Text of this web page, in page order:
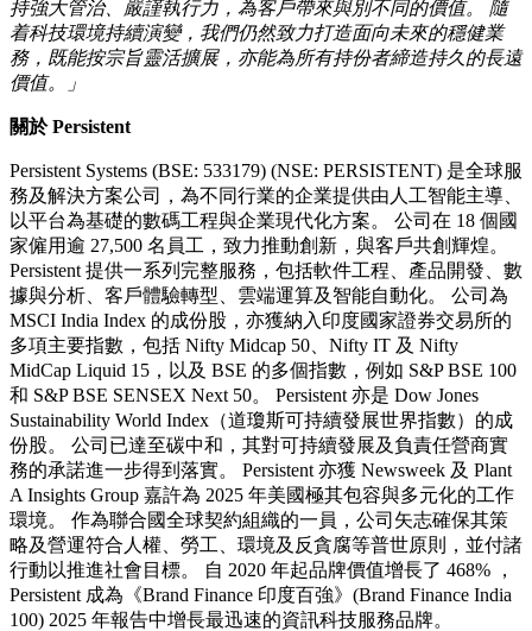
持強大管治、嚴謹執行力，為客戶帶來與別不同的價值。 隨
着科技環境持續演變，我們仍然致力打造面向未來的穩健業
務，既能按宗旨靈活擴展，亦能為所有持份者締造持久的長遠
價值。」
關於 Persistent
Persistent Systems (BSE: 533179) (NSE: PERSISTENT) 是全球服
務及解決方案公司，為不同行業的企業提供由人工智能主導、
以平台為基礎的數碼工程與企業現代化方案。 公司在 18 個國
家僱用逾 27,500 名員工，致力推動創新，與客戶共創輝煌。
Persistent 提供一系列完整服務，包括軟件工程、產品開發、數
據與分析、客戶體驗轉型、雲端運算及智能自動化。 公司為
MSCI India Index 的成份股，亦獲納入印度國家證券交易所的
多項主要指數，包括 Nifty Midcap 50、Nifty IT 及 Nifty
MidCap Liquid 15，以及 BSE 的多個指數，例如 S&P BSE 100
和 S&P BSE SENSEX Next 50。 Persistent 亦是 Dow Jones
Sustainability World Index（道瓊斯可持續發展世界指數）的成
份股。 公司已達至碳中和，其對可持續發展及負責任營商實
務的承諾進一步得到落實。 Persistent 亦獲 Newsweek 及 Plant
A Insights Group 嘉許為 2025 年美國極其包容與多元化的工作
環境。 作為聯合國全球契約組織的一員，公司矢志確保其策
略及營運符合人權、勞工、環境及反貪腐等普世原則，並付諸
行動以推進社會目標。 自 2020 年起品牌價值增長了 468% ，
Persistent 成為《Brand Finance 印度百強》(Brand Finance India
100) 2025 年報告中增長最迅速的資訊科技服務品牌。